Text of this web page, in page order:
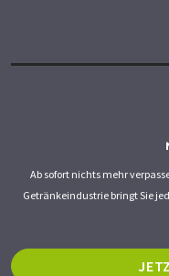
Ab sofort nichts mehr
Getränkeindustrie bringt Sie